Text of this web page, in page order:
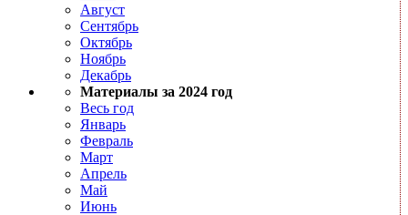
Август
Сентябрь
Октябрь
Ноябрь
Декабрь
Материалы за 2024 год
Весь год
Январь
Февраль
Март
Апрель
Май
Июнь